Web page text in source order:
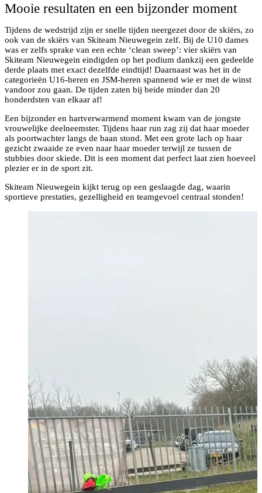
Mooie resultaten en een bijzonder moment
Tijdens de wedstrijd zijn er snelle tijden neergezet door de skiërs, zo
ook van de skiërs van Skiteam Nieuwegein zelf. Bij de U10 dames
was er zelfs sprake van een echte ‘clean sweep’: vier skiërs van
Skiteam Nieuwegein eindigden op het podium dankzij een gedeelde
derde plaats met exact dezelfde eindtijd! Daarnaast was het in de
categorieën U16-heren en JSM-heren spannend wie er met de winst
vandoor zou gaan. De tijden zaten bij beide minder dan 20
honderdsten van elkaar af!
Een bijzonder en hartverwarmend moment kwam van de jongste
vrouwelijke deelneemster. Tijdens haar run zag zij dat haar moeder
als poortwachter langs de baan stond. Met een grote lach op haar
gezicht zwaaide ze even naar haar moeder terwijl ze tussen de
stubbies door skiede. Dit is een moment dat perfect laat zien hoeveel
plezier er in de sport zit.
Skiteam Nieuwegein kijkt terug op een geslaagde dag, waarin
sportieve prestaties, gezelligheid en teamgevoel centraal stonden!